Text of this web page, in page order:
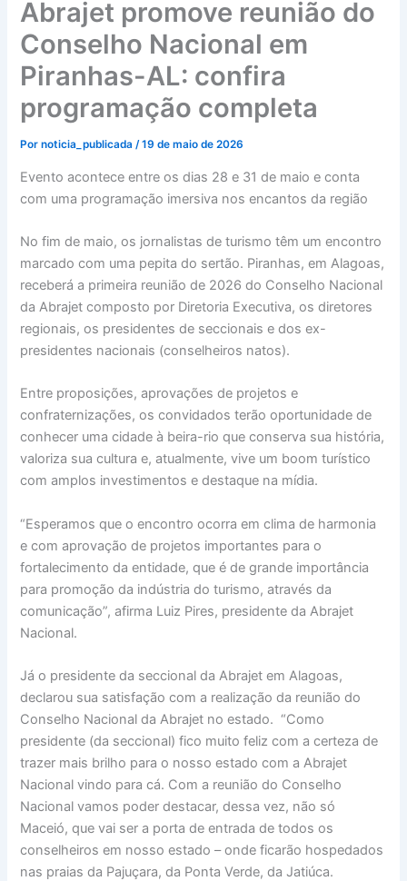
Abrajet promove reunião do
Conselho Nacional em
Piranhas-AL: confira
programação completa
Pornoticia_publicada/19 de maio de 2026
Evento acontece entre os dias 28 e 31 de maio e conta
com uma programação imersiva nos encantos da região
No fim de maio, os jornalistas de turismo têm um encontro
marcado com uma pepita do sertão. Piranhas, em Alagoas,
receberá a primeira reunião de 2026 do Conselho Nacional
da Abrajet composto por Diretoria Executiva, os diretores
regionais, os presidentes de seccionais e dos ex-
presidentes nacionais (conselheiros natos).
Entre proposições, aprovações de projetos e
confraternizações, os convidados terão oportunidade de
conhecer uma cidade à beira-rio que conserva sua história,
valoriza sua cultura e, atualmente, vive um boom turístico
com amplos investimentos e destaque na mídia.
“Esperamos que o encontro ocorra em clima de harmonia
e com aprovação de projetos importantes para o
fortalecimento da entidade, que é de grande importância
para promoção da indústria do turismo, através da
comunicação”, afirma Luiz Pires, presidente da Abrajet
Nacional.
Já o presidente da seccional da Abrajet em Alagoas,
declarou sua satisfação com a realização da reunião do
Conselho Nacional da Abrajet no estado. “Como
presidente (da seccional) fico muito feliz com a certeza de
trazer mais brilho para o nosso estado com a Abrajet
Nacional vindo para cá. Com a reunião do Conselho
Nacional vamos poder destacar, dessa vez, não só
Maceió, que vai ser a porta de entrada de todos os
conselheiros em nosso estado – onde ficarão hospedados
nas praias da Pajuçara, da Ponta Verde, da Jatiúca.